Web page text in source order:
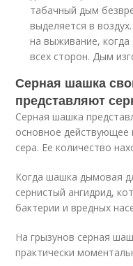
табачный дым
выделяется в
на выживание,
всех сторон. Дым
Серная шашка
представляют
Серная шашка
основное действующее
сера. Ее количество
Когда шашка дымовая
сернистый ангидрид,
бактерии и вредных
На грызунов серная
практически